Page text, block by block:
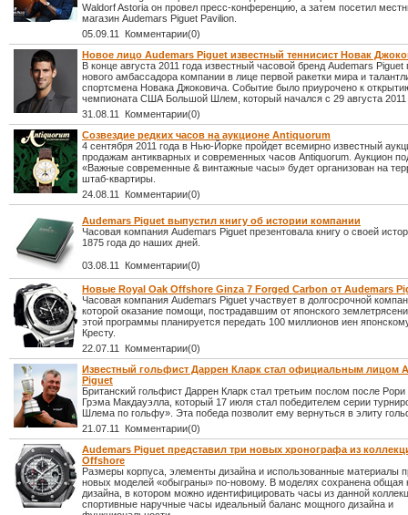
Waldorf Astoria он провел пресс-конференцию, а затем посетил
магазин Audemars Piguet Pavilion.
05.09.11 Комментарии(0)
Новое лицо Audemars Piguet известный теннисист Новак
В конце августа 2011 года известный часовой бренд Audemars Piguet
нового амбассадора компании в лице первой ракетки мира и
спортсмена Новака Джоковича. Событие было приурочено к
чемпионата США Большой Шлем, который начался с 29 августа 2011
31.08.11 Комментарии(0)
Созвездие редких часов на аукционе Antiquorum
4 сентября 2011 года в Нью-Йорке пройдет всемирно известный
продажам антикварных и современных часов Antiquorum. Аукцион
«Важные современные & винтажные часы» будет организован на
штаб-квартиры.
24.08.11 Комментарии(0)
Audemars Piguet выпустил книгу об истории компании
Часовая компания Audemars Piguet презентовала книгу о своей
1875 года до наших дней.
03.08.11 Комментарии(0)
Новые Royal Oak Offshore Ginza 7 Forged Carbon от Audemars
Часовая компания Audemars Piguet участвует в долгосрочной
которой оказание помощи, пострадавшим от японского
этой программы планируется передать 100 миллионов иен
Кресту.
22.07.11 Комментарии(0)
Известный гольфист Даррен Кларк стал официальным лицом
Piguet
Британский гольфист Даррен Кларк стал третьим послом после
Грэма Макдауэлла, который 17 июля стал победителем серии
Шлема по гольфу». Эта победа позволит ему вернуться в элиту
21.07.11 Комментарии(0)
Audemars Piguet представил три новых хронографа из
Offshore
Размеры корпуса, элементы дизайна и использованные материалы
новых моделей «обыграны» по-новому. В моделях сохранена общая
дизайна, в котором можно идентифицировать часы из данной
спортивные наручные часы идеальный баланс мощного дизайна и